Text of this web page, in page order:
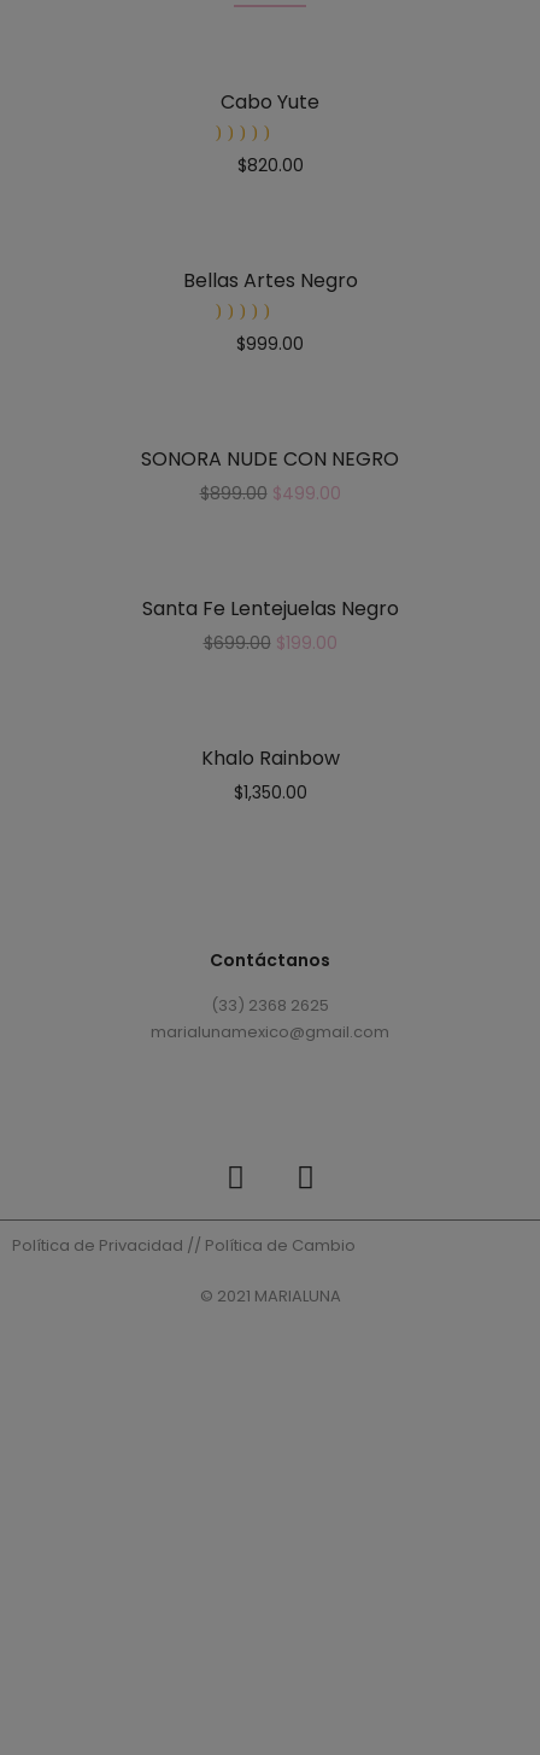
Cabo Yute
5.00out
$820.00
Bellas Artes Negro
5.00out
$999.00
SONORA NUDE CON NEGRO
$899.00 $499.00
Santa Fe Lentejuelas Negro
$699.00 $199.00
Khalo Rainbow
$1,350.00
Contáctanos
(33) 2368 2625
marialunamexico@gmail.com
Política de Privacidad // Política de Cambio
© 2021 MARIALUNA